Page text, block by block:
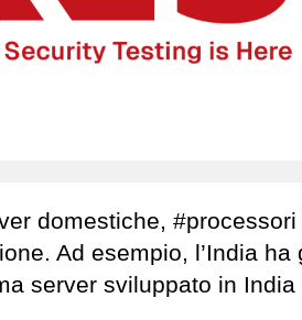
domestiche, #processori
Ad esempio, l’India ha
server sviluppato in India